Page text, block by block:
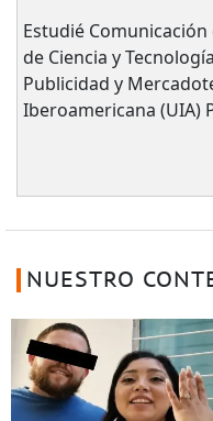
Estudié
de Ciencia y
Publicidad y
Iberoamericana (UIA)
NUESTRO